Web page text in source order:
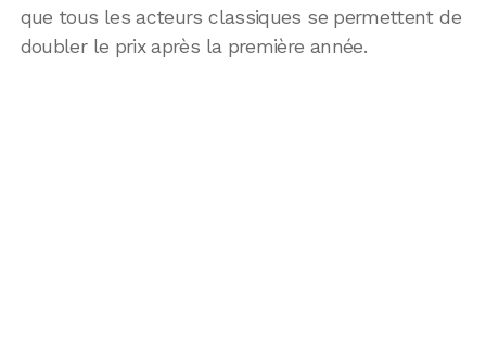
que tous les acteurs classiques se permettent de
doubler le prix après la première année.